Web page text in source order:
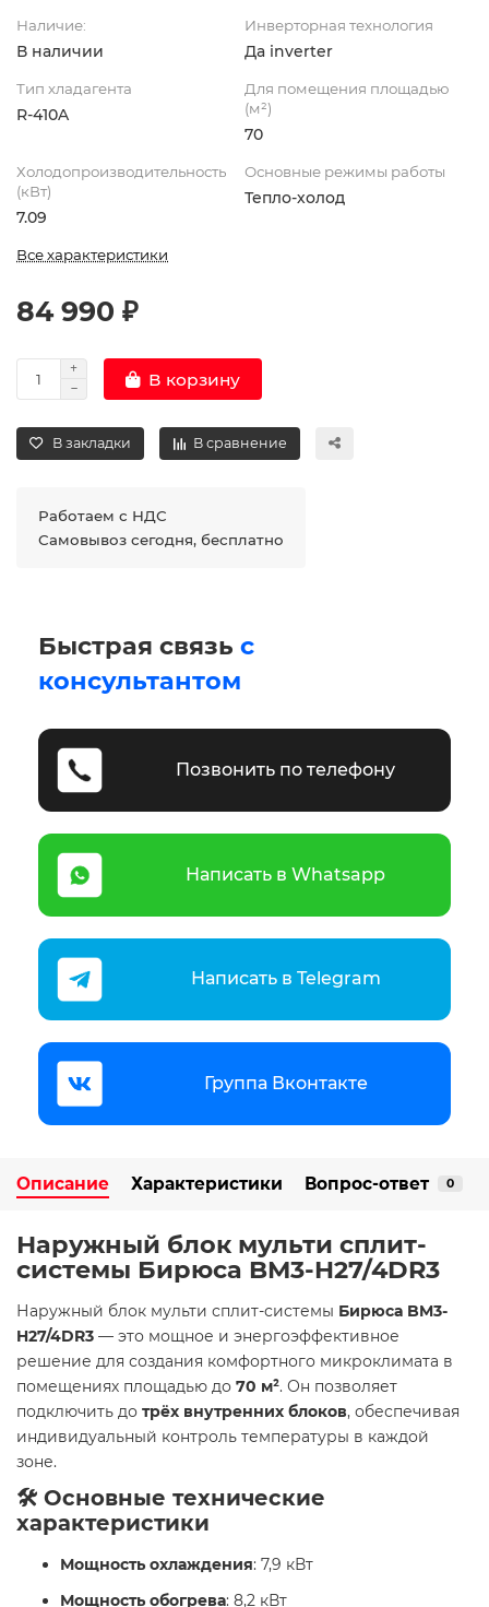
Наличие:
В наличии
Инверторная технология
Да inverter
Тип хладагента
R-410A
Для помещения площадью
(м²)
70
Холодопроизводительность
(кВт)
7.09
Основные режимы работы
Тепло-холод
Все характеристики
84 990 ₽
В корзину
В закладки В сравнение
Работаем с НДС
Самовывоз сегодня, бесплатно
Быстрая связь с
консультантом
Позвонить по телефону
Написать в Whatsapp
Написать в Telegram
Группа Вконтакте
Описание Характеристики Вопрос-ответ 0
Наружный блок мульти сплит-
системы Бирюса BM3-H27/4DR3
Наружный блок мульти сплит-системы Бирюса BM3-
H27/4DR3 — это мощное и энергоэффективное
решение для создания комфортного микроклимата в
помещениях площадью до 70 м². Он позволяет
подключить до трёх внутренних блоков, обеспечивая
индивидуальный контроль температуры в каждой
зоне.
🛠️ Основные технические
характеристики
Мощность охлаждения: 7,9 кВт
Мощность обогрева: 8,2 кВт